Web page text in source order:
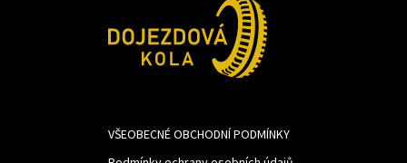
VŠEOBECNÉ OBCHODNÍ PODMÍNKY